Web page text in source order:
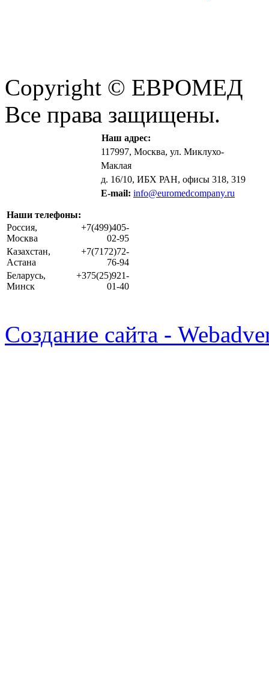
Copyright © ЕВРОМЕД
Все права защищены.
Наш адрес:
117997, Москва, ул. Миклухо-
Маклая
д. 16/10, ИБХ РАН, офисы 318, 319
E-mail: info@euromedcompany.ru
Наши телефоны:
Россия,
Москва
+7(499)405-
02-95
Казахстан,
Астана
+7(7172)72-
76-94
Беларусь,
Минск
+375(25)921-
01-40
Создание сайта -